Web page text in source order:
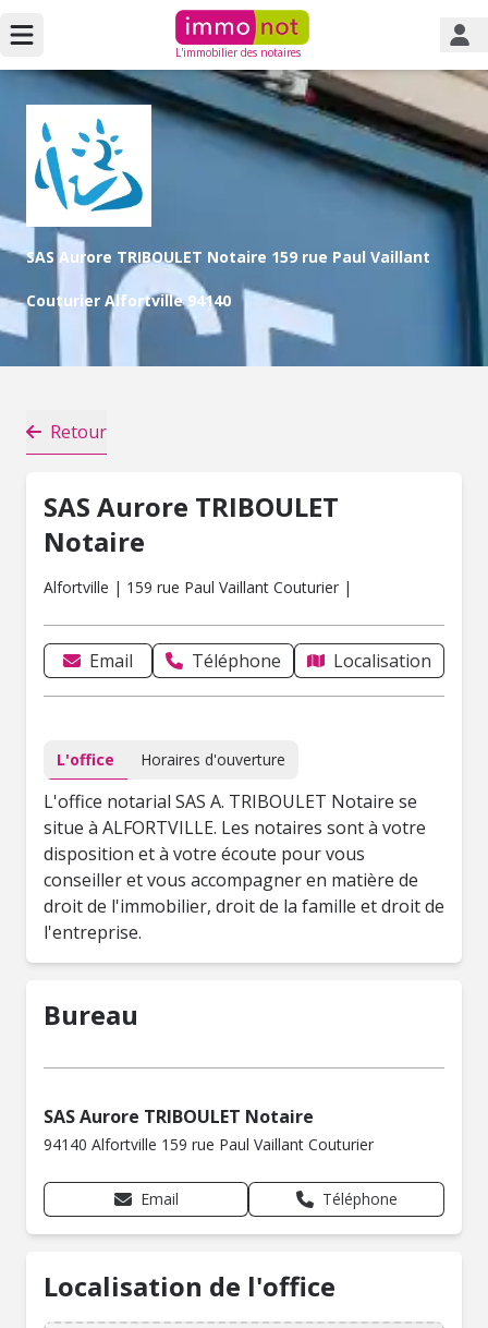
L'immobilier des notaires
SAS Aurore TRIBOULET Notaire 159 rue Paul Vaillant
Couturier Alfortville 94140
Retour
SAS Aurore TRIBOULET
Notaire
Alfortville | 159 rue Paul Vaillant Couturier |
Email Téléphone Localisation
L'office Horaires d'ouverture
L'office notarial SAS A. TRIBOULET Notaire se
situe à ALFORTVILLE. Les notaires sont à votre
disposition et à votre écoute pour vous
conseiller et vous accompagner en matière de
droit de l'immobilier, droit de la famille et droit de
l'entreprise.
Bureau
SAS Aurore TRIBOULET Notaire
94140 Alfortville 159 rue Paul Vaillant Couturier
Email Téléphone
Localisation de l'office